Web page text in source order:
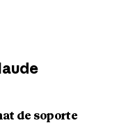
de soporte